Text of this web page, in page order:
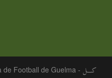
Football de Guelma - كـــل